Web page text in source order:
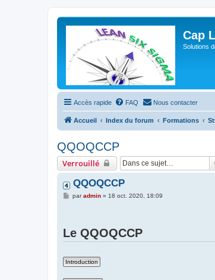
Cap
Solutions
Accès rapide FAQ Nous contacter
Accueil Index du forum Formations
QQOQCCP
Verrouillé
QQOQCCP
M
g
e
paradmin» 18 oct. 2020, 18:09
Le QQOQCCP